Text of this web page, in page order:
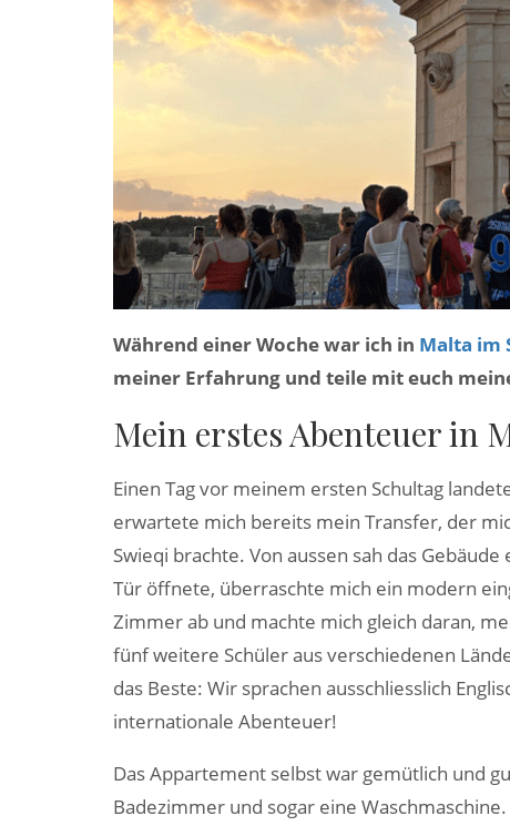
Während einer Woche war ich in Malta im
meiner Erfahrung und teile mit euch
Mein erstes Abenteuer in
Einen Tag vor meinem ersten Schultag
erwartete mich bereits mein Transfer, der
Swieqi brachte. Von aussen sah das
Tür öffnete, überraschte mich ein modern
Zimmer ab und machte mich gleich daran,
fünf weitere Schüler aus verschiedenen
das Beste: Wir sprachen ausschliesslich
internationale Abenteuer!
Das Appartement selbst war gemütlich und
Badezimmer und sogar eine